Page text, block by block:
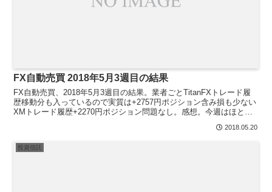
FX自動売買 2018年5月3週目の結果
FX自動売買、2018年5月3週目の結果。業者ごとTitanFXトレード履
歴移動分も入っているので実質は+2757円ポジション含み損も少ない
XMトレード履歴+2270円ポジション問題なし。感想。今週はほとん
2018.05.20
投資信託